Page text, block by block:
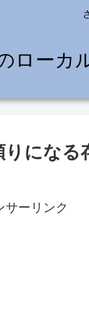
ローカ
になる
サーリンク